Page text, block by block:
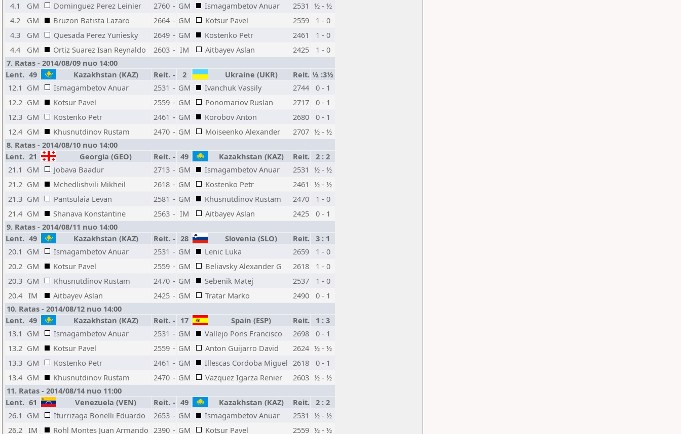
4.1
GM Dominguez Perez Leinier 2760 - GM Ismagambetov Anuar 2531 ½ - ½
4.2
GM Bruzon Batista Lazaro 2664 - GM Kotsur Pavel 2559
1 - 0
4.3
GM Quesada Perez Yuniesky 2649 - GM Kostenko Petr 2461
1 - 0
4.4
GM Ortiz Suarez Isan Reynaldo 2603 - IM Aitbayev Aslan 2425
1 - 0
7. Ratas - 2014/08/09 nuo 14:00
Lent. 49 Kazakhstan (KAZ) Reit. - 2 Ukraine (UKR) Reit. ½ :3½
12.1 GM Ismagambetov Anuar 2531 - GM Ivanchuk Vassily 2744
0 - 1
12.2 GM Kotsur Pavel 2559 - GM Ponomariov Ruslan 2717
0 - 1
12.3 GM Kostenko Petr 2461 - GM Korobov Anton 2680
0 - 1
12.4 GM Khusnutdinov Rustam 2470 - GM Moiseenko Alexander 2707 ½ - ½
8. Ratas - 2014/08/10 nuo 14:00
Lent. 21 Georgia (GEO) Reit. - 49 Kazakhstan (KAZ) Reit. 2 : 2
21.1 GM Jobava Baadur 2713 - GM Ismagambetov Anuar 2531 ½ - ½
21.2 GM Mchedlishvili Mikheil 2618 - GM Kostenko Petr 2461 ½ - ½
21.3 GM Pantsulaia Levan 2581 - GM Khusnutdinov Rustam 2470
1 - 0
21.4 GM Shanava Konstantine 2563 - IM Aitbayev Aslan 2425
0 - 1
9. Ratas - 2014/08/11 nuo 14:00
Lent. 49 Kazakhstan (KAZ) Reit. - 28 Slovenia (SLO) Reit. 3 : 1
20.1 GM Ismagambetov Anuar 2531 - GM Lenic Luka 2659
1 - 0
20.2 GM Kotsur Pavel 2559 - GM Beliavsky Alexander G 2618
1 - 0
20.3 GM Khusnutdinov Rustam 2470 - GM Sebenik Matej 2537
1 - 0
20.4 IM Aitbayev Aslan 2425 - GM Tratar Marko 2490
0 - 1
10. Ratas - 2014/08/12 nuo 14:00
Lent. 49 Kazakhstan (KAZ) Reit. - 17 Spain (ESP) Reit.
1 : 3
13.1 GM Ismagambetov Anuar 2531 - GM Vallejo Pons Francisco 2698
0 - 1
13.2 GM Kotsur Pavel 2559 - GM Anton Guijarro David 2624 ½ - ½
13.3 GM Kostenko Petr 2461 - GM Illescas Cordoba Miguel 2618
0 - 1
13.4 GM Khusnutdinov Rustam 2470 - GM Vazquez Igarza Renier 2603 ½ - ½
11. Ratas - 2014/08/14 nuo 11:00
Lent. 61 Venezuela (VEN) Reit. - 49 Kazakhstan (KAZ) Reit. 2 : 2
26.1 GM Iturrizaga Bonelli Eduardo 2653 - GM Ismagambetov Anuar 2531 ½ - ½
26.2 IM Rohl Montes Juan Armando 2390 - GM Kotsur Pavel 2559 ½ - ½